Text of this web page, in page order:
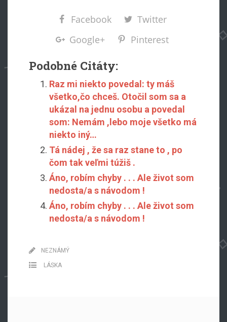
Facebook
Twitter
Google+
Pinterest
Podobné Citáty:
Raz mi niekto povedal: ty máš
všetko,čo chceš. Otočil som sa a
ukázal na jednu osobu a povedal
som: Nemám ,lebo moje všetko má
niekto iný…
Tá nádej , že sa raz stane to , po
čom tak veľmi túžiš .
Áno, robím chyby . . . Ale život som
nedosta/a s návodom !
Áno, robím chyby . . . Ale život som
nedosta/a s návodom !
NEZNÁMÝ
LÁSKA